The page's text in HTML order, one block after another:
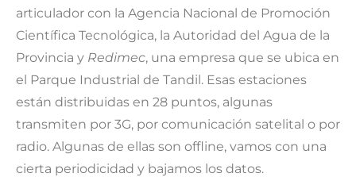
articulador con la Agencia Nacional de Promoción
Científica Tecnológica, la Autoridad del Agua de la
Provincia y Redimec, una empresa que se ubica en
el Parque Industrial de Tandil. Esas estaciones
están distribuidas en 28 puntos, algunas
transmiten por 3G, por comunicación satelital o por
radio. Algunas de ellas son offline, vamos con una
cierta periodicidad y bajamos los datos.